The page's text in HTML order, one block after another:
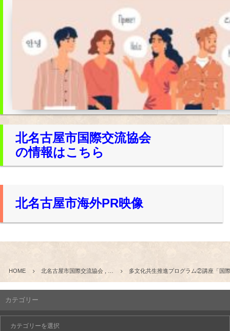
北名古屋市国際交流協会
の情報はこちら
北名古屋市海外PR映像
HOME 北名古屋市国際交流協会 , … 多文化共生推進プログラム②講座「国
カテゴリー